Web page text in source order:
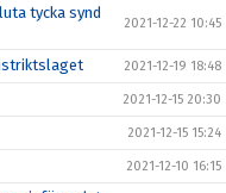
tycka synd
2021-12-22 10:45
2021-12-19 18:48
2021-12-15 20:30
2021-12-15 15:24
2021-12-10 16:15